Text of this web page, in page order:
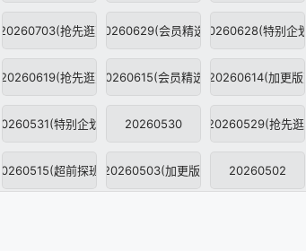
20260703(抢先逛) 20260629(会员精选) 20260628(特别企划)
20260619(抢先逛) 20260615(会员精选) 20260614(加更版)
20260531(特别企划) 20260530 20260529(抢先逛)
20260515(超前探班) 20260503(加更版) 20260502